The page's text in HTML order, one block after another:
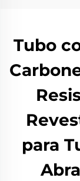
Tubo
para